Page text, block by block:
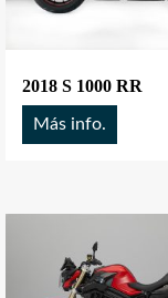
2018 S 1000 RR
Más info.